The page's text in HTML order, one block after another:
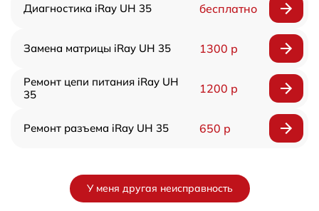
Диагностика iRay UH 35 бесплатно
Замена матрицы iRay UH 35 1300 р
Ремонт цепи питания iRay UH
35
1200 р
Ремонт разъема iRay UH 35 650 р
У меня другая неисправность